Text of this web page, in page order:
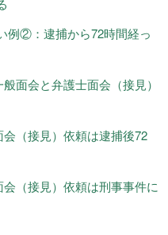
例②：逮捕から72時間経っ
面会と弁護士面会（接見）
（接見）依頼は逮捕後72
（接見）依頼は刑事事件に